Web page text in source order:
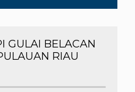
GULAI BELACAN
RIAU